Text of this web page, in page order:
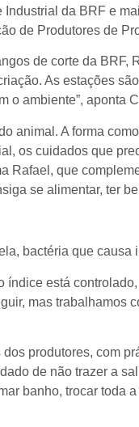
da BRF e
de Produtores de
de corte da
As estações
o ambiente”, aponta
animal. A forma
os cuidados que
Rafael, que
se alimentar, ter
bactéria que
está
mas
produtores, com
de não trazer a
banho, trocar